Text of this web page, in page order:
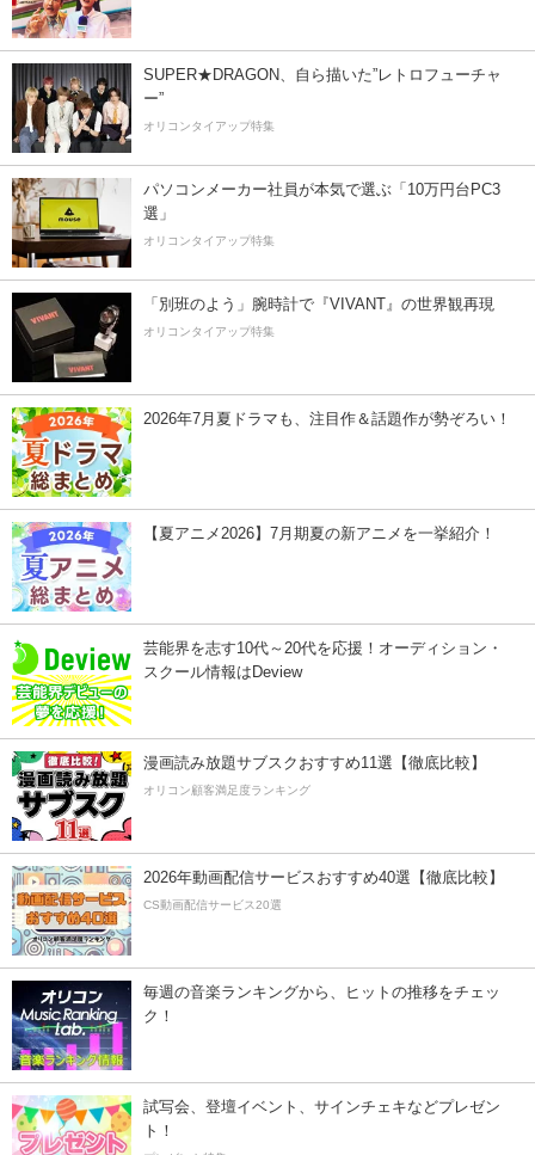
SUPER★DRAGON、自ら描いた”レトロフューチャ
ー”
オリコンタイアップ特集
パソコンメーカー社員が本気で選ぶ「10万円台PC3
選」
オリコンタイアップ特集
「別班のよう」腕時計で『VIVANT』の世界観再現
オリコンタイアップ特集
2026年7月夏ドラマも、注目作＆話題作が勢ぞろい！
【夏アニメ2026】7月期夏の新アニメを一挙紹介！
芸能界を志す10代～20代を応援！オーディション・
スクール情報はDeview
漫画読み放題サブスクおすすめ11選【徹底比較】
オリコン顧客満足度ランキング
2026年動画配信サービスおすすめ40選【徹底比較】
CS動画配信サービス20選
毎週の音楽ランキングから、ヒットの推移をチェッ
ク！
試写会、登壇イベント、サインチェキなどプレゼン
ト！